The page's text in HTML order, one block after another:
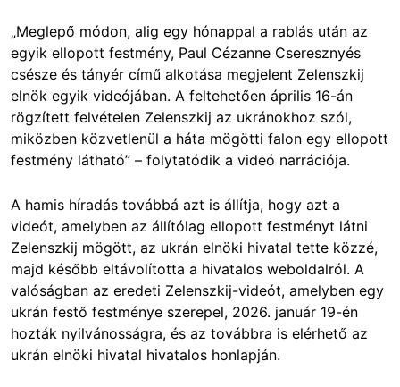
„Meglepő módon, alig egy hónappal a rablás után az
egyik ellopott festmény, Paul Cézanne Cseresznyés
csésze és tányér című alkotása megjelent Zelenszkij
elnök egyik videójában. A feltehetően április 16-án
rögzített felvételen Zelenszkij az ukránokhoz szól,
miközben közvetlenül a háta mögötti falon egy ellopott
festmény látható” – folytatódik a videó narrációja.
A hamis híradás továbbá azt is állítja, hogy azt a
videót, amelyben az állítólag ellopott festményt látni
Zelenszkij mögött, az ukrán elnöki hivatal tette közzé,
majd később eltávolította a hivatalos weboldalról. A
valóságban az eredeti Zelenszkij-videót, amelyben egy
ukrán festő festménye szerepel, 2026. január 19-én
hozták nyilvánosságra, és az továbbra is elérhető az
ukrán elnöki hivatal hivatalos honlapján.